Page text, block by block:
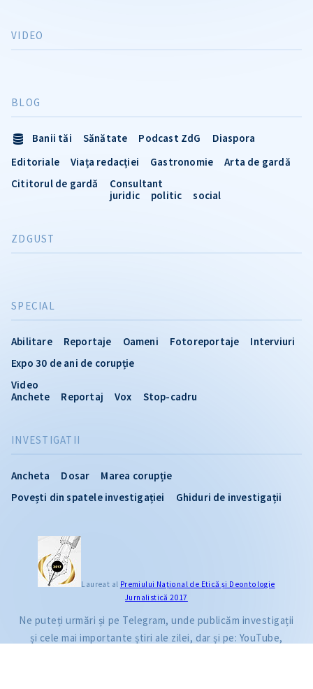
INVESTIGATII
Ancheta Dosar
Marea corupție
Povești din spatele investigației
Ghiduri de investigații
VIDEO
SPECIAL
Abilitare Reportaje Oameni Fotoreportaje
Interviuri
Expo 30 de ani de corupție
Video
Anchete
Reportaj Vox Stop-cadru
BLOG
Banii tăi Sănătate Podcast ZdG
Diaspora
Editoriale
Viața redacției Gastronomie
Arta de gardă
Cititorul de gardă
Consultant
juridic
politic social
ZDGUST
Laureat al Premiului Naţional de Etică și Deontologie
Jurnalistică 2017
Ne puteți urmări și pe Telegram, unde publicăm investigații
și cele mai importante știri ale zilei, dar și pe: YouTube,
CITEȘTE